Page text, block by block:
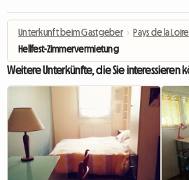
Unterkunft beim Gastgeber › Pays de la Loire
Hellfest-Zimmervermietung
Weitere Unterkünfte, die Sie interessieren